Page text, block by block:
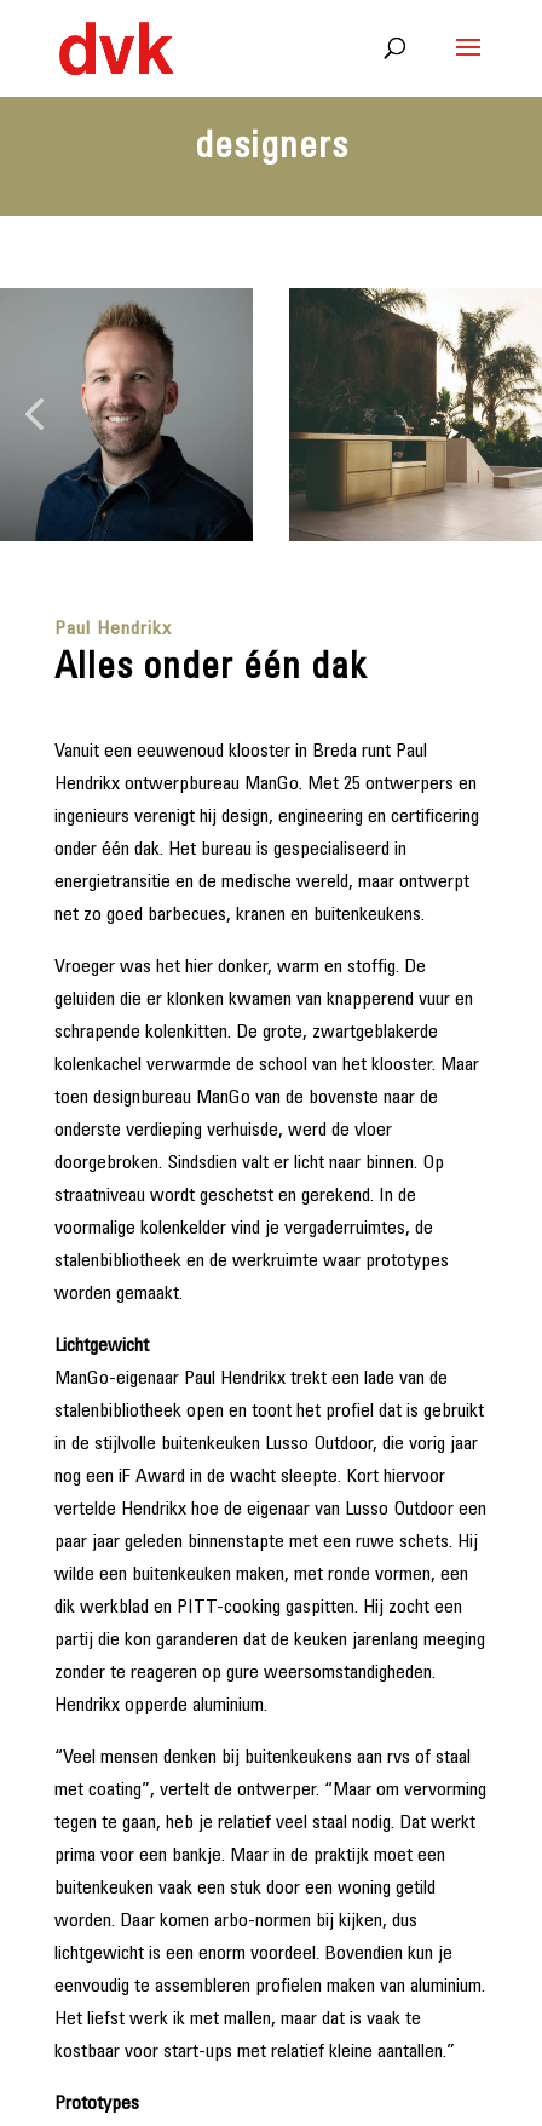
designers
Paul Hendrikx
Alles onder één dak
Vanuit een eeuwenoud klooster in Breda runt Paul
Hendrikx ontwerpbureau ManGo. Met 25 ontwerpers en
ingenieurs verenigt hij design, engineering en certificering
onder één dak. Het bureau is gespecialiseerd in
energietransitie en de medische wereld, maar ontwerpt
net zo goed barbecues, kranen en buitenkeukens.
Vroeger was het hier donker, warm en stoffig. De
geluiden die er klonken kwamen van knapperend vuur en
schrapende kolenkitten. De grote, zwartgeblakerde
kolenkachel verwarmde de school van het klooster. Maar
toen designbureau ManGo van de bovenste naar de
onderste verdieping verhuisde, werd de vloer
doorgebroken. Sindsdien valt er licht naar binnen. Op
straatniveau wordt geschetst en gerekend. In de
voormalige kolenkelder vind je vergaderruimtes, de
stalenbibliotheek en de werkruimte waar prototypes
worden gemaakt.
Lichtgewicht
ManGo-eigenaar Paul Hendrikx trekt een lade van de
stalenbibliotheek open en toont het profiel dat is gebruikt
in de stijlvolle buitenkeuken Lusso Outdoor, die vorig jaar
nog een iF Award in de wacht sleepte. Kort hiervoor
vertelde Hendrikx hoe de eigenaar van Lusso Outdoor een
paar jaar geleden binnenstapte met een ruwe schets. Hij
wilde een buitenkeuken maken, met ronde vormen, een
dik werkblad en PITT-cooking gaspitten. Hij zocht een
partij die kon garanderen dat de keuken jarenlang meeging
zonder te reageren op gure weersomstandigheden.
Hendrikx opperde aluminium.
“Veel mensen denken bij buitenkeukens aan rvs of staal
met coating”, vertelt de ontwerper. “Maar om vervorming
tegen te gaan, heb je relatief veel staal nodig. Dat werkt
prima voor een bankje. Maar in de praktijk moet een
buitenkeuken vaak een stuk door een woning getild
worden. Daar komen arbo-normen bij kijken, dus
lichtgewicht is een enorm voordeel. Bovendien kun je
eenvoudig te assembleren profielen maken van aluminium.
Het liefst werk ik met mallen, maar dat is vaak te
kostbaar voor start-ups met relatief kleine aantallen.”
Prototypes